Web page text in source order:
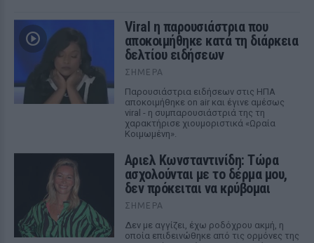
Viral η παρουσιάστρια που
αποκοιμήθηκε κατά τη διάρκεια
δελτίου ειδήσεων
ΣΉΜΕΡΑ
Παρουσιάστρια ειδήσεων στις ΗΠΑ
αποκοιμήθηκε on air και έγινε αμέσως
viral - η συμπαρουσιάστριά της τη
χαρακτήρισε χιουμοριστικά «Ωραία
Κοιμωμένη».
Αριελ Κωνσταντινίδη: Τώρα
ασχολούνται με το δέρμα μου,
δεν πρόκειται να κρύβομαι
ΣΉΜΕΡΑ
Δεν με αγγίζει, έχω ροδόχρου ακμή, η
οποία επιδεινώθηκε από τις ορμόνες της